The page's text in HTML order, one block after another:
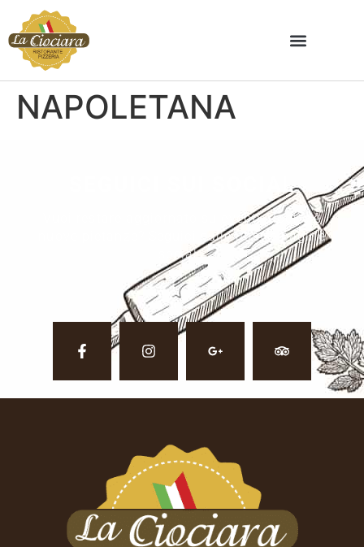
NAPOLETANA
SEGUICI SUI SOCIAL
Vuoi restare aggiornato su eventi, ricette e
nuove pietanze? Seguici sulle nostre pagine
social.